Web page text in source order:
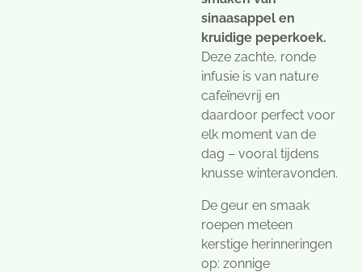
sinaasappel en
kruidige peperkoek.
Deze zachte, ronde
infusie is van nature
cafeïnevrij en
daardoor perfect voor
elk moment van de
dag – vooral tijdens
knusse winteravonden.
De geur en smaak
roepen meteen
kerstige herinneringen
op: zonnige